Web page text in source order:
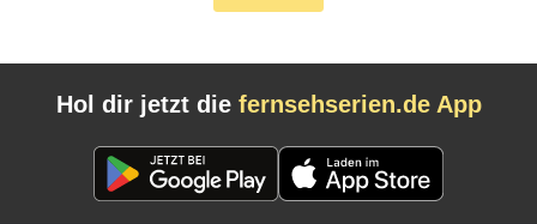
Hol dir jetzt die fernsehserien.de App